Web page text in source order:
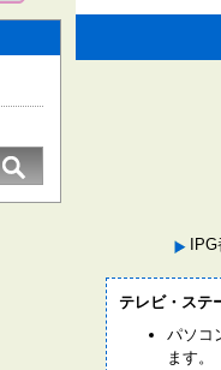
テレビ・ステ
パソコ
ます。